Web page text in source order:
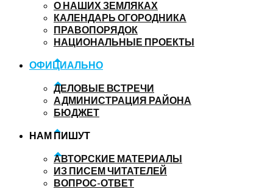
О НАШИХ ЗЕМЛЯКАХ
КАЛЕНДАРЬ ОГОРОДНИКА
ПРАВОПОРЯДОК
НАЦИОНАЛЬНЫЕ ПРОЕКТЫ
ОФИЦИАЛЬНО
ДЕЛОВЫЕ ВСТРЕЧИ
АДМИНИСТРАЦИЯ РАЙОНА
БЮДЖЕТ
НАМ ПИШУТ
АВТОРСКИЕ МАТЕРИАЛЫ
ИЗ ПИСЕМ ЧИТАТЕЛЕЙ
ВОПРОС-ОТВЕТ